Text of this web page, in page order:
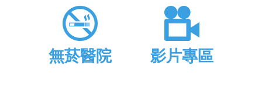
無菸醫院 影片專區